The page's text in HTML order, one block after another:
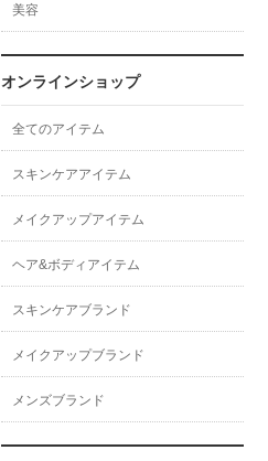
美容
オンラインショップ
全てのアイテム
スキンケアアイテム
メイクアップアイテム
ヘア&ボディアイテム
スキンケアブランド
メイクアップブランド
メンズブランド